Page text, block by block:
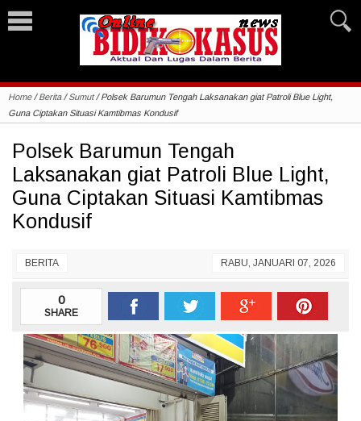
Home/Berita/Sumut/Polsek Barumun Tengah Laksanakan giat Patroli Blue Light,
Guna Ciptakan Situasi Kamtibmas Kondusif
Polsek Barumun Tengah
Laksanakan giat Patroli Blue Light,
Guna Ciptakan Situasi Kamtibmas
Kondusif
BERITA RABU, JANUARI 07, 2026
0
SHARE